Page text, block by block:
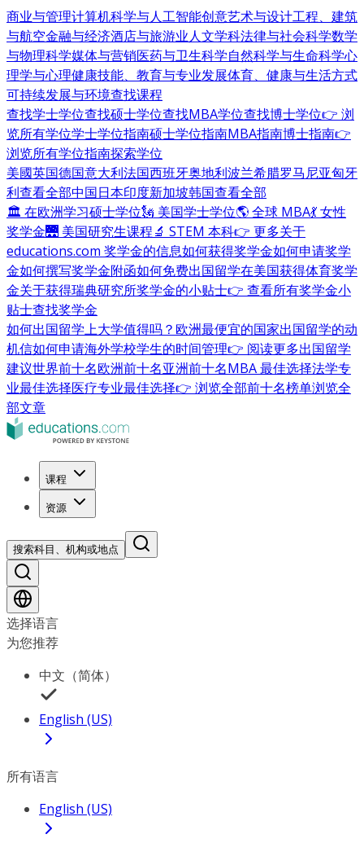
商业与管理计算机科学与人工智能创意艺术与设计工程、建筑
与航空金融与经济酒店与旅游业人文学科法律与社会科学数学
与物理科学媒体与营销医药与卫生科学自然科学与生命科学心
理学与心理健康技能、教育与专业发展体育、健康与生活方式
可持续发展与环境查找课程
查找学士学位查找硕士学位查找MBA学位查找博士学位👉 浏
览所有学位学士学位指南硕士学位指南MBA指南博士指南👉
浏览所有学位指南探索学位
美國英国德国意大利法国西班牙奥地利波兰希腊罗马尼亚匈牙
利查看全部中国日本印度新加坡韩国查看全部
🏛 在欧洲学习硕士学位🗽 美国学士学位🌎 全球 MBA💃 女性
奖学金🌉 美国研究生课程🔬 STEM 本科👉 更多关于
educations.com 奖学金的信息如何获得奖学金如何申请奖学
金如何撰写奖学金附函如何免费出国留学在美国获得体育奖学
金关于获得瑞典研究所奖学金的小贴士👉 查看所有奖学金小
贴士查找奖学金
如何出国留学上大学值得吗？ 欧洲最便宜的国家出国留学的动
机信如何申请海外学校学生的时间管理👉 阅读更多出国留学
建议世界前十名欧洲前十名亚洲前十名MBA 最佳选择法学专
业最佳选择医疗专业最佳选择👉 浏览全部前十名榜单浏览全
部文章
课程
资源
搜索科目、机构或地点
选择语言
为您推荐
中文（简体）
English (US)
所有语言
English (US)